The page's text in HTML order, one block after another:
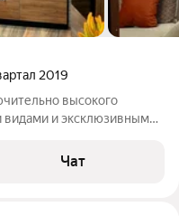
2019
высокого
и эксклюзивными
Чат